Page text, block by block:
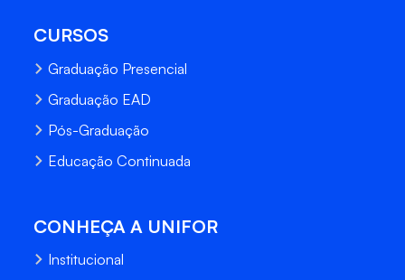
CURSOS
Graduação Presencial
Graduação EAD
Pós-Graduação
Educação Continuada
CONHEÇA A UNIFOR
Institucional